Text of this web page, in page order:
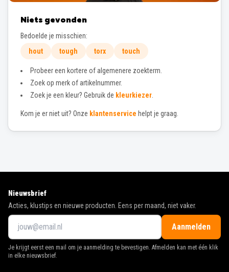
Niets gevonden
Bedoelde je misschien:
hout
tough torx touch
Probeer een kortere of algemenere zoekterm.
Zoek op merk of artikelnummer.
Zoek je een kleur? Gebruik de kleurkiezer
Kom je er niet uit? Onze klantenservice helpt je graag.
Nieuwsbrief
Acties, klustips en nieuwe producten. Eens per maand, niet vaker.
Aanmelden
Je krijgt eerst een mail om je aanmelding te bevestigen. Afmelden kan met één klik
in elke nieuwsbrief.